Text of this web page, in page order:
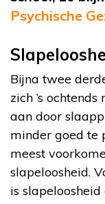
Psychische
Bijna twee
zich ’s
aan door
minder goed te
meest
slapeloosheid.
is